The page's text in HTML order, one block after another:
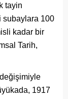
tayin
subaylara 100
kadar bir
Tarih,
1917